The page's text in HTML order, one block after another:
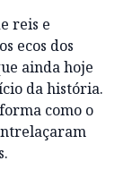
reis e
ecos dos
ainda hoje
da história.
como o